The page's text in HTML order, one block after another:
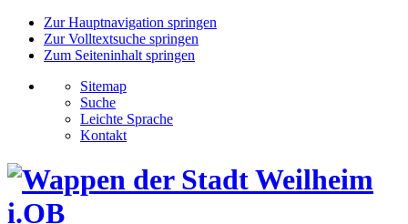
Zur Hauptnavigation springen
Zur Volltextsuche springen
Zum Seiteninhalt springen
Sitemap
Suche
Leichte Sprache
Kontakt